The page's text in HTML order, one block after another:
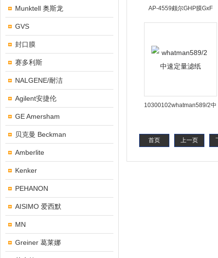
Munktell 奥斯龙
GVS
封口膜
赛多利斯
NALGENE/耐洁
Agilent安捷伦
GE Amersham
贝克曼 Beckman
Amberlite
Kenker
PEHANON
AISIMO 爱西默
MN
Greiner 葛莱娜
AP-4559颇尔GHP膜GxF
25mmx0.45um针头过滤器
10300102whatman589/2中
首页 上一页